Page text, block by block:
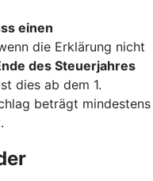
einen
die Erklärung nicht
des Steuerjahres
dies ab dem 1.
beträgt mindestens